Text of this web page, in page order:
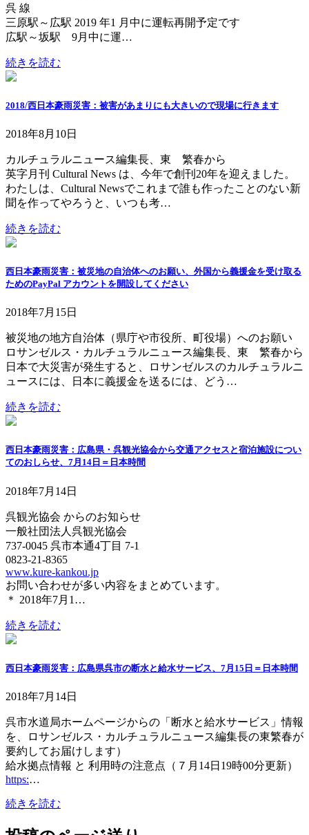
呉 線
三原駅～広駅 2019 年1 月中に運転再開予定です
広駅～坂駅 9月中に運…
続きを読む
2018/西日本豪雨災害：被害があまりにも大きいので現場に行きます
2018年8月10日
カルチュラルニュース編集長、東 繁春から
英字月刊 Cultural News は、今年で創刊20年を迎えました。
わたしは、Cultural Newsでこれまで誰も作ったことのない新
聞を作ってやろうと、いつも考…
続きを読む
西日本豪雨災害：被災地の自治体へのお願い、外国から義援金を受け取る
ためのPayPal アカウントを開設してください
2018年7月15日
被災地の地方自治体（県庁や市役所、町役場）へのお願い
ロサンゼルス・カルチュラルニュース編集長、東 繁春から
日本で大災害が発生すると、ロサンゼルスのカルチュラルニ
ュースには、日本に義援金を送るには、どう…
続きを読む
西日本豪雨災害：広島県・呉観光協会から交通アクセスと宿泊施設につい
てのおしらせ、7月14日＝日本時間
2018年7月14日
呉観光協会 からのお知らせ
一般社団法人呉観光協会
737-0045 呉市本通4丁目 7-1
0823-21-8365
www.kure-kankou.jp
お問い合わせが多い内容をまとめています。
＊ 2018年7月1…
続きを読む
西日本豪雨災害：広島県呉市の断水と給水サービス、7月15日＝日本時間
2018年7月14日
呉市水道局ホームページからの「断水と給水サービス」情報
を、ロサンゼルス・カルチュラルニュース編集長の東繁春が
要約してお届けします）
給水拠点情報 と 利用時の注意点（７月14日19時00分更新）
https:…
続きを読む